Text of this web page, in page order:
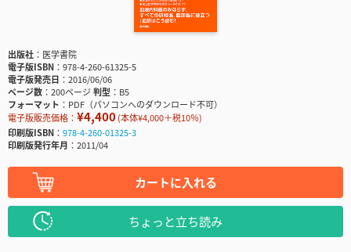
出版社
医学書院
電子版ISBN
978-4-260-61325-5
電子版発売日
2016/06/06
ページ数
200ページ判型
B5
フォーマット
PDF（パソコンへのダウンロード不可）
電子版販売価格： ¥4,400(本体¥4,000＋税10％)
印刷版ISBN
978-4-260-01325-3
印刷版発行年月
2011/04
カートに入れる
ちょっと立ち読み